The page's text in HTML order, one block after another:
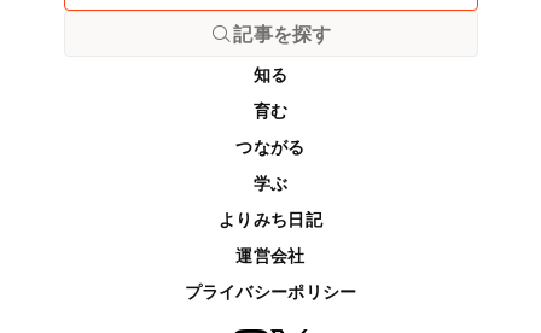
記事を探す
知る
育む
つながる
学ぶ
よりみち日記
運営会社
プライバシーポリシー